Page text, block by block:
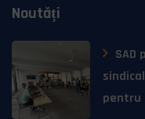
Noutăți
pentru